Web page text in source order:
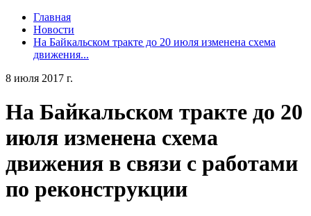
Главная
Новости
На Байкальском тракте до 20 июля изменена схема
движения...
8 июля 2017 г.
На Байкальском тракте до 20
июля изменена схема
движения в связи с работами
по реконструкции